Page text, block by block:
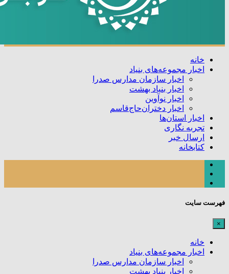
خانه
اخبار مجموعه‌های بنیاد
اخبار سازمان مدارس صدرا
اخبار بنیاد بهشت
اخبار نوآوین
اخبار دختران‌حاج‌قاسم
اخبار استان‌ها
تجربه نگاری
ارسال خبر
کتابخانه
فهرست سایت
×
خانه
اخبار مجموعه‌های بنیاد
اخبار سازمان مدارس صدرا
اخبار بنیاد بهشت